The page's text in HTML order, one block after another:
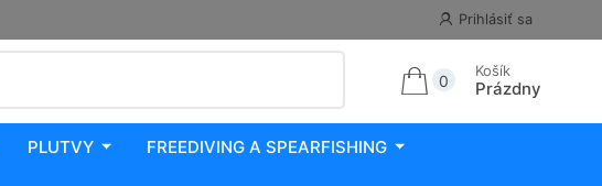
Prihlásiť sa
0
Košík
Prázdny
PLUTVY
FREEDIVING A SPEARFISHING